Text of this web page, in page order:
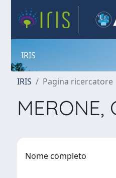
IRIS
IRIS Pagina ricercatore
MERONE,
Nome completo